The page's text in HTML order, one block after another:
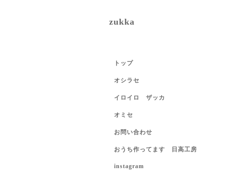
zukka
トップ
オシラセ
イロイロ ザッカ
オミセ
お問い合わせ
おうち作ってます 日高工房
instagram